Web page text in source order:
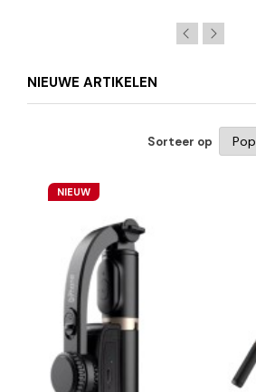
NIEUWE ARTIKELEN
Sorteer op
NIEUW